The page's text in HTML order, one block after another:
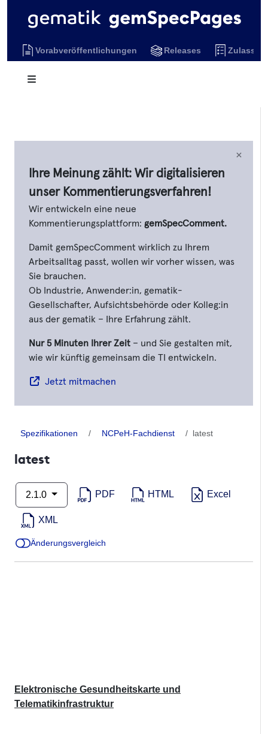
Vorabveröffentlichungen Releases
×
Ihre Meinung zählt: Wir digitalisieren
unser Kommentierungsverfahren!
Wir entwickeln eine neue
Kommentierungsplattform: gemSpecComment.
Damit gemSpecComment wirklich zu Ihrem
Arbeitsalltag passt, wollen wir vorher wissen, was
Sie brauchen.
Ob Industrie, Anwender:in, gematik-
Gesellschafter, Aufsichtsbehörde oder Kolleg:in
aus der gematik – Ihre Erfahrung zählt.
Nur 5 Minuten Ihrer Zeit – und Sie gestalten mit,
wie wir künftig gemeinsam die TI entwickeln.
Jetzt mitmachen
Spezifikationen NCPeH-Fachdienst latest
latest
2.1.0 PDF HTML Excel
XML
Änderungsvergleich
Elektronische Gesundheitskarte und
Telematikinfrastruktur